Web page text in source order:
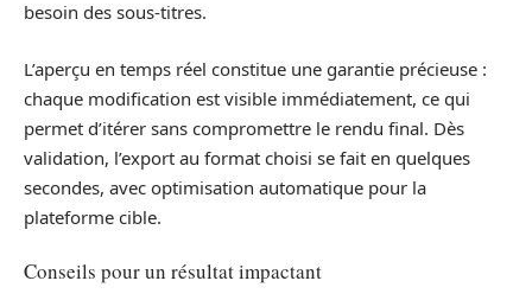
besoin des sous-titres.
L’aperçu en temps réel constitue une garantie précieuse :
chaque modification est visible immédiatement, ce qui
permet d’itérer sans compromettre le rendu final. Dès
validation, l’export au format choisi se fait en quelques
secondes, avec optimisation automatique pour la
plateforme cible.
Conseils pour un résultat impactant